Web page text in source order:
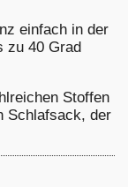
einfach in der
zu 40 Grad
Stoffen
Schlafsack, der